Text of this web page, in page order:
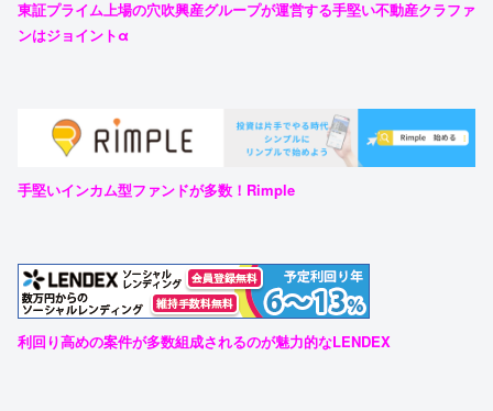
東証プライム上場の穴吹興産グループが運営する手堅い不動産クラファ
ンはジョイントα
手堅いインカム型ファンドが多数！Rimple
利回り高めの案件が多数組成されるのが魅力的なLENDEX